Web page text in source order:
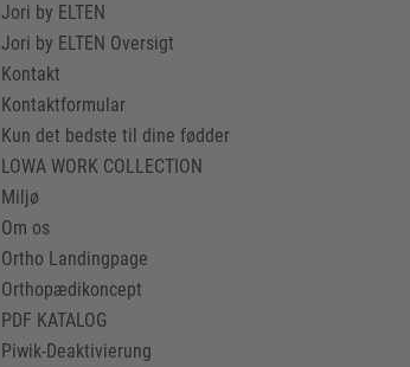
Jori by ELTEN
Jori by ELTEN Oversigt
Kontakt
Kontaktformular
Kun det bedste til dine fødder
LOWA WORK COLLECTION
Miljø
Om os
Ortho Landingpage
Orthopædikoncept
PDF KATALOG
Piwik-Deaktivierung